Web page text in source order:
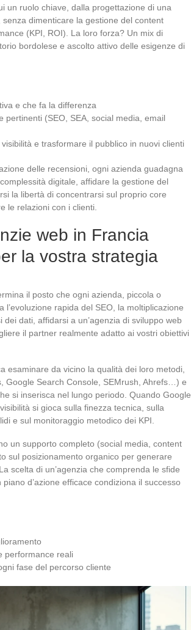
un ruolo chiave, dalla progettazione di una
dimenticare la gestione del content
(KPI, ROI). La loro forza? Un mix di
bordolese e ascolto attivo delle esigenze di
e che fa la differenza
pertinenti (SEO, SEA, social media, email
e trasformare il pubblico in nuovi clienti
delle recensioni, ogni azienda guadagna
digitale, affidare la gestione del
la libertà di concentrarsi sul proprio core
le relazioni con i clienti.
web in Francia
la vostra strategia
il posto che ogni azienda, piccola o
rapida del SEO, la moltiplicazione
dati, affidarsi a un’agenzia di sviluppo web
il partner realmente adatto ai vostri obiettivi
esaminare da vicino la qualità dei loro metodi,
Google Search Console, SEMrush, Ahrefs…) e
si inserisca nel lungo periodo. Quando Google
si gioca sulla finezza tecnica, sulla
e sul monitoraggio metodico dei KPI.
un supporto completo (social media, content
sul posizionamento organico per generare
scelta di un’agenzia che comprenda le sfide
d’azione efficace condiziona il successo
performance reali
fase del percorso cliente